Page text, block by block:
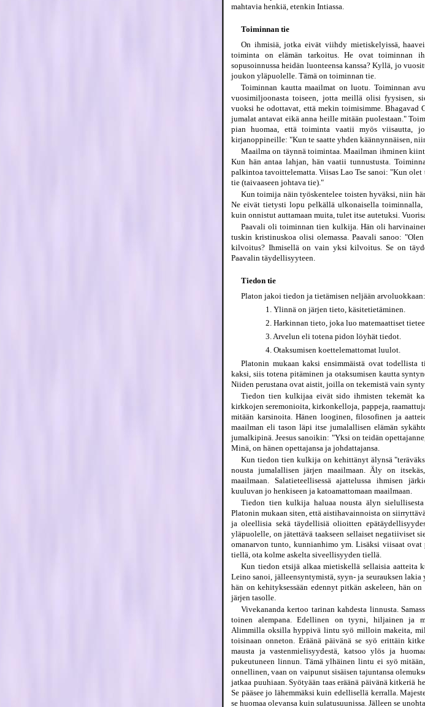
mahtavia henkiä, etenkin Intiassa.
Toiminnan tie
On ihmisiä, jotka eivät viihdy mietiskelyissä,
toiminta on elämän tarkoitus. He ovat toiminnan
sopusoinnussa heidän luonteensa kanssa? Kyllä, jo
joukon yläpuolelle. Tämä on toiminnan tie.
Toiminnan kautta maailmat on luotu. Toiminnan
vuosimiljoonasta toiseen, jotta meillä olisi fyysisen,
vuoksi he odottavat, että mekin toimisimme. Bhagavad
jumalat antavat eikä anna heille mitään puolestaan."
pian huomaa, että toiminta vaatii myös viisautta,
kirjanoppineille: "Kun te saatte yhden käännynnäisen,
Maailma on täynnä toimintaa. Maailman ihminen
Kun hän antaa lahjan, hän vaatii tunnustusta.
palkintoa tavoittelematta. Viisas Lao Tse sanoi: "Kun
tie (taivaaseen johtava tie)."
Kun toimija näin työskentelee toisten hyväksi, niin
Ne eivät tietysti lopu pelkällä ulkonaisella toiminnalla,
kuin onnistut auttamaan muita, tulet itse autetuksi.
Paavali oli toiminnan tien kulkija. Hän oli
tuskin kristinuskoa olisi olemassa. Paavali sanoo:
kilvoitus? Ihmisellä on vain yksi kilvoitus. Se on
Paavalin täydellisyyteen.
Tiedon tie
Platon jakoi tiedon ja tietämisen neljään arvoluokkaan:
1. Ylinnä on järjen tieto, käsitetietäminen.
2. Harkinnan tieto, joka luo matemaattiset
3. Arvelun eli totena pidon löyhät tiedot.
4. Otaksumisen koettelemattomat luulot.
Platonin mukaan kaksi ensimmäistä ovat
kaksi, siis totena pitäminen ja otaksumisen kautta
Niiden perustana ovat aistit, joilla on tekemistä vain
Tiedon tien kulkijaa eivät sido ihmisten tekemät
kirkkojen seremonioita, kirkonkelloja, pappeja,
mitään karsinoita. Hänen looginen, filosofinen ja
maailman eli tason läpi itse jumalallisen elämän
jumalkipinä. Jeesus sanoikin: "Yksi on teidän
Minä, on hänen opettajansa ja johdattajansa.
Kun tiedon tien kulkija on kehittänyt älynsä
nousta jumalallisen järjen maailmaan. Äly on
maailmaan. Salatieteellisessä ajattelussa ihmisen
kuuluvan jo henkiseen ja katoamattomaan maailmaan.
Tiedon tien kulkija haluaa nousta älyn
Platonin mukaan siten, että aistihavainnoista on
ja oleellisia sekä täydellisiä olioitten
yläpuolelle, on jätettävä taakseen sellaiset negatiiviset
omanarvon tunto, kunnianhimo ym. Lisäksi viisaat
tiellä, ota kolme askelta siveellisyyden tiellä.
Kun tiedon etsijä alkaa mietiskellä sellaisia aatteita
Leino sanoi, jälleensyntymistä, syyn- ja seurauksen
hän on kehityksessään edennyt pitkän askeleen, hän
järjen tasolle.
Vivekananda kertoo tarinan kahdesta linnusta.
toinen alempana. Edellinen on tyyni, hiljainen ja
Alimmilla oksilla hyppivä lintu syö milloin makeita,
toisinaan onneton. Eräänä päivänä se syö erittäin
mausta ja vastenmielisyydestä, katsoo ylös ja
pukeutuneen linnun. Tämä ylhäinen lintu ei syö
onnellinen, vaan on vaipunut sisäisen tajuntansa
jatkaa puuhiaan. Syötyään taas eräänä päivänä kitkeriä
Se pääsee jo lähemmäksi kuin edellisellä kerralla.
se huomaa olevansa kuin sulatusuunissa. Jälleen se